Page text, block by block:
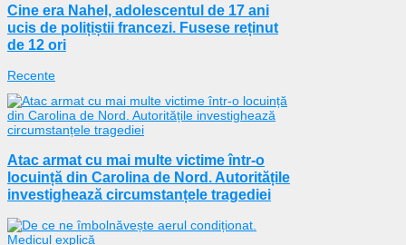
Cine era Nahel, adolescentul de 17 ani
ucis de polițiștii francezi. Fusese reținut
de 12 ori
Recente
Atac armat cu mai multe victime într-o
locuință din Carolina de Nord. Autoritățile
investighează circumstanțele tragediei